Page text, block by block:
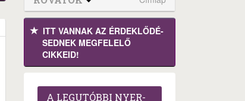
ITT VANNAK AZ ÉRDEK­LŐDÉ­
SEDNEK MEGFE­LELŐ
CIKKEID!
A LEG­U­TÓB­BI NYER­